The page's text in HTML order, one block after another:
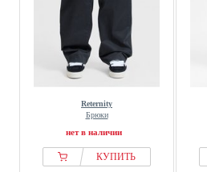
Reternity
Брюки
нет в наличии
КУПИТЬ